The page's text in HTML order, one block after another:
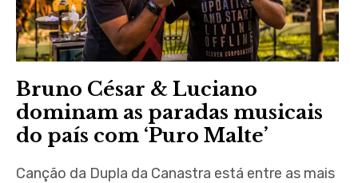
Bruno César & Luciano
dominam as paradas musicais
do país com ‘Puro Malte’
Canção da Dupla da Canastra está entre as mais